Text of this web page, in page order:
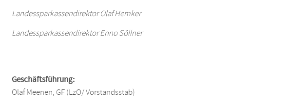
Landessparkassendirektor Olaf Hemker
Landessparkassendirektor Enno Söllner
Geschäftsführung:
Olaf Meenen, GF (LzO/ Vorstandsstab)